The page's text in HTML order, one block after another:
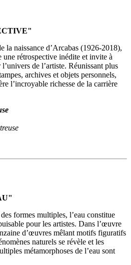
la naissance d’Arcabas (1926-2018),
une rétrospective inédite et invite à
de l’artiste. Réunissant plus
archives et objets personnels,
l’incroyable richesse de la carrière
formes multiples, l’eau constitue
pour les artistes. Dans l’œuvre
d’œuvres mêlant motifs figuratifs
naturels se révèle et les
métamorphoses de l’eau sont